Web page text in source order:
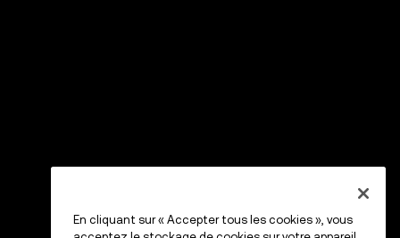
En cliquant sur « Accepter tous les cookies », vous